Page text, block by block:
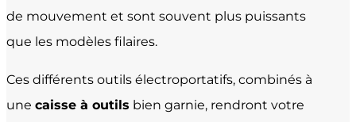
de mouvement et sont souvent plus puissants
que les modèles filaires.
Ces différents outils électroportatifs, combinés à
une caisse à outils bien garnie, rendront votre